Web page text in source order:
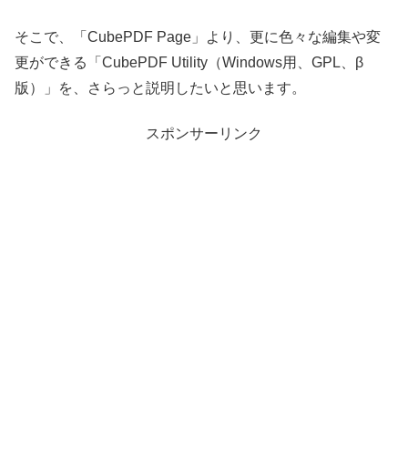
そこで、「CubePDF Page」より、更に色々な編集や変
更ができる「CubePDF Utility（Windows用、GPL、β
版）」を、さらっと説明したいと思います。
スポンサーリンク